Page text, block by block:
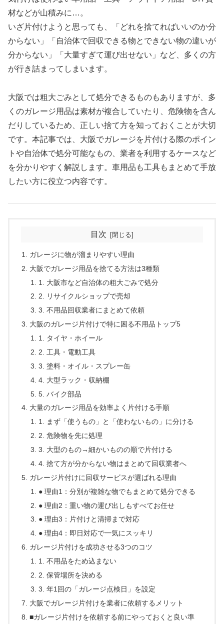
材などが山積みに…。
いざ片付けようと思っても、「どれを捨てればいいのか分
からない」「自治体で回収できる物とできない物の違いが
分からない」「大量すぎて運び出せない」など、多くの方
が行き詰まってしまいます。
大阪では粗大ごみとして処分できるものもありますが、多
くのガレージ用品は素材が複合していたり、危険物を含ん
だりしているため、正しい捨て方を知っておくことが大切
です。本記事では、大阪でガレージを片付ける際のポイン
トや自治体で処分可能なもの、業者を利用するケースなど
を分かりやすく解説します。車用品も工具もまとめて手放
したい方に役立つ内容です。
目次
ガレージに物が溜まりやすい理由
大阪でガレージ用品を捨てる方法は3種類
1. 大阪市など自治体の粗大ごみで処分
2. リサイクルショップで売却
3. 不用品回収業者にまとめて依頼
大阪のガレージ片付けで特に困る不用品トップ5
1. タイヤ・ホイール
2. 工具・電動工具
3. 塗料・オイル・スプレー缶
4. 大型ラック・収納棚
5. バイク部品
大量のガレージ用品を効率よく片付ける手順
1. まず「使うもの」と「使わないもの」に分ける
2. 危険物を先に処理
3. 大型のもの→細かいものの順で片付ける
4. 捨て方が分からない物はまとめて回収業者へ
ガレージ片付けに回収サービスが選ばれる理由
● 理由1：分別が複雑な物でもまとめて処分できる
● 理由2：重い物の運び出しもすべてお任せ
● 理由3：片付けと清掃まで対応
● 理由4：即日対応で一気にスッキリ
ガレージ片付けを成功させる3つのコツ
1. 不用品をため込まない
2. 保管場所を決める
3. 年1回の「ガレージ点検日」を設定
大阪でガレージ片付けを業者に依頼するメリット
■ガレージ片付けを依頼する前にやっておくと良い準